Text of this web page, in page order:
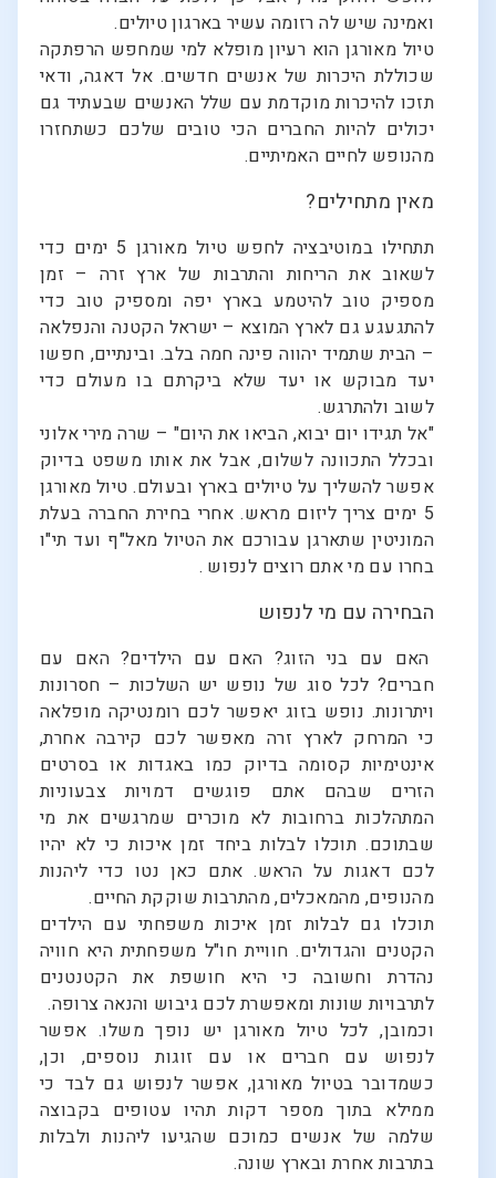
ואמינה שיש לה רזומה עשיר בארגון טיולים.
טיול מאורגן הוא רעיון מופלא למי שמחפש הרפתקה
שכוללת היכרות של אנשים חדשים. אל דאגה, ודאי
תזכו להיכרות מוקדמת עם שלל האנשים שבעתיד גם
יכולים להיות החברים הכי טובים שלכם כשתחזרו
מהנופש לחיים האמיתיים.
מאין מתחילים?
תתחילו במוטיבציה לחפש טיול מאורגן 5 ימים כדי
לשאוב את הריחות והתרבות של ארץ זרה – זמן
מספיק טוב להיטמע בארץ יפה ומספיק טוב כדי
להתגעגע גם לארץ המוצא – ישראל הקטנה והנפלאה
– הבית שתמיד יהווה פינה חמה בלב. ובינתיים, חפשו
יעד מבוקש או יעד שלא ביקרתם בו מעולם כדי
לשוב ולהתרגש.
"אל תגידו יום יבוא, הביאו את היום" – שרה מירי אלוני
ובכלל התכוונה לשלום, אבל את אותו משפט בדיוק
אפשר להשליך על טיולים בארץ ובעולם. טיול מאורגן
5 ימים צריך ליזום מראש. אחרי בחירת החברה בעלת
המוניטין שתארגן עבורכם את הטיול מאל"ף ועד תי"ו
בחרו עם מי אתם רוצים לנפוש .
הבחירה עם מי לנפוש
האם עם בני הזוג? האם עם הילדים? האם עם
חברים? לכל סוג של נופש יש השלכות – חסרונות
ויתרונות. נופש בזוג יאפשר לכם רומנטיקה מופלאה
כי המרחק לארץ זרה מאפשר לכם קירבה אחרת,
אינטימיות קסומה בדיוק כמו באגדות או בסרטים
הזרים שבהם אתם פוגשים דמויות צבעוניות
המתהלכות ברחובות לא מוכרים שמרגשים את מי
שבתוכם. תוכלו לבלות ביחד זמן איכות כי לא יהיו
לכם דאגות על הראש. אתם כאן נטו כדי ליהנות
מהנופים, מהמאכלים, מהתרבות שוקקת החיים.
תוכלו גם לבלות זמן איכות משפחתי עם הילדים
הקטנים והגדולים. חוויית חו"ל משפחתית היא חוויה
נהדרת וחשובה כי היא חושפת את הקטנטנים
לתרבויות שונות ומאפשרת לכם גיבוש והנאה צרופה.
וכמובן, לכל טיול מאורגן יש נופך משלו. אפשר
לנפוש עם חברים או עם זוגות נוספים, וכן,
כשמדובר בטיול מאורגן, אפשר לנפוש גם לבד כי
ממילא בתוך מספר דקות תהיו עטופים בקבוצה
שלמה של אנשים כמוכם שהגיעו ליהנות ולבלות
בתרבות אחרת ובארץ שונה.